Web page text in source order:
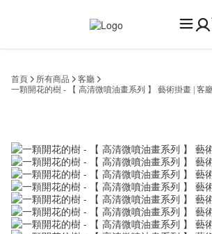
首頁 所有商品
客廳
一顆開花的樹 - 【 高清微噴油畫系列 】 藝術掛畫 | 客